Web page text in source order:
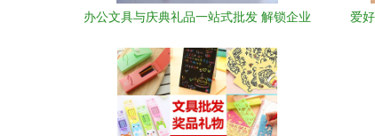
办公文具与庆典礼品一站式批发 解锁企业
爱